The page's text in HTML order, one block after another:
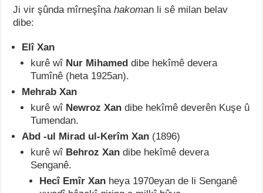
Ji vir şûnda mîrneşînahakoman li sê milan belav
dibe:
Elî Xan
kurê wî Nur Mihamed dibe hekîmê devera
Tumînê (heta 1925an).
Mehrab Xan
kurê wî Newroz Xan dibe hekîmê deverên Kuşe û
Tumendan.
Abd -ul Mirad ul-Kerîm Xan (1896)
kurê wî Behroz Xan dibe hekîmê devera
Senganê.
Hecî Emîr Xan heya 1970eyan de li Senganê